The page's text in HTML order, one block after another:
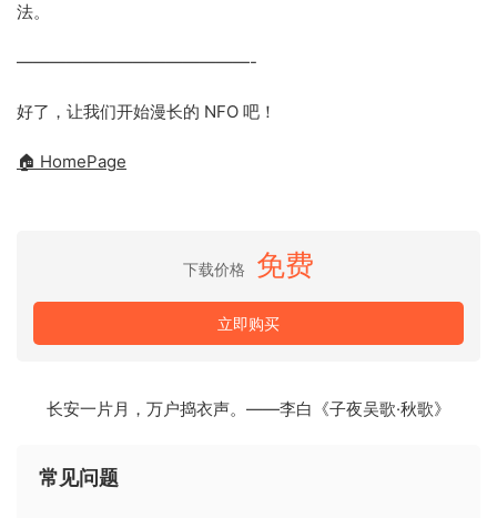
法。
——————————————-
好了，让我们开始漫长的 NFO 吧！
🏠 HomePage
下载价格 免费
立即购买
长安一片月，万户捣衣声。——李白《子夜吴歌·秋歌》
常见问题